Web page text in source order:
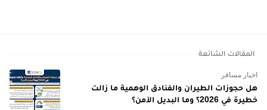
المقالات الشائعة
اخبار مسافر
هل حجوزات الطيران والفنادق الوهمية ما زالت
خطيرة في 2026؟ وما البديل الآمن؟